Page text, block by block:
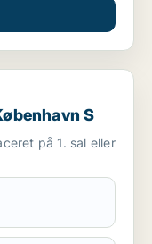
S
S
på 1. sal eller